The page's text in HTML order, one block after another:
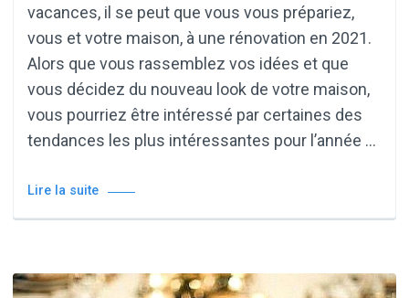
vacances, il se peut que vous vous prépariez,
vous et votre maison, à une rénovation en 2021.
Alors que vous rassemblez vos idées et que
vous décidez du nouveau look de votre maison,
vous pourriez être intéressé par certaines des
tendances les plus intéressantes pour l’année …
Lire la suite